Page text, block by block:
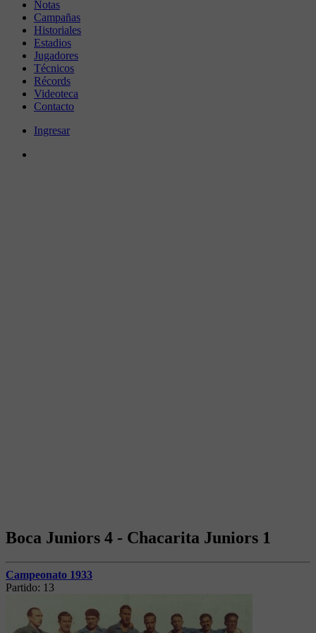
Notas
Campañas
Historiales
Estadios
Jugadores
Técnicos
Récords
Videoteca
Contacto
Ingresar
Boca Juniors 4 - Chacarita Juniors 1
Campeonato 1933
Partido: 13